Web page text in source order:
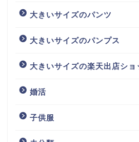
大きいサイズのパンツ
大きいサイズのパンプス
大きいサイズの楽天出店ショ
婚活
子供服